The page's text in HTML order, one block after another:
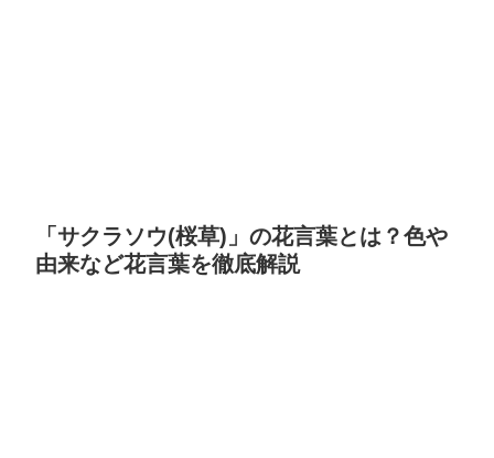
「サクラソウ(桜草)」の花言葉とは？色や
由来など花言葉を徹底解説